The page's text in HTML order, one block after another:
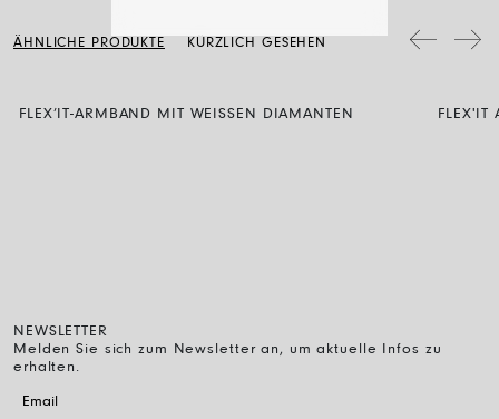
gereinigt, dann spült man sie ab und lässt sie einfach an der Luft
ÄHNLICHE PRODUKTE KÜRZLICH GESEHEN
FLEX’IT-ARMBAND MIT WEISSEN DIAMANTEN FLEX'IT
NEWSLETTER
Melden Sie sich zum Newsletter an, um aktuelle Infos zu
erhalten.